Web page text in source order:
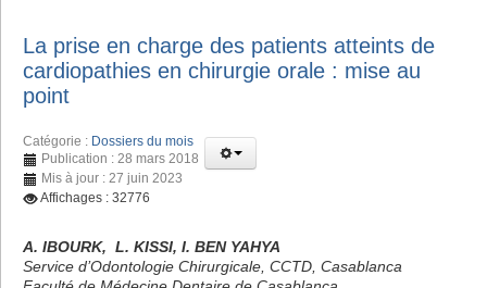
La prise en charge des patients atteints de
cardiopathies en chirurgie orale : mise au
point
Catégorie : Dossiers du mois
Publication : 28 mars 2018
Mis à jour : 27 juin 2023
Affichages : 32776
A. IBOURK, L. KISSI, I. BEN YAHYA
Service d’Odontologie Chirurgicale, CCTD, Casablanca